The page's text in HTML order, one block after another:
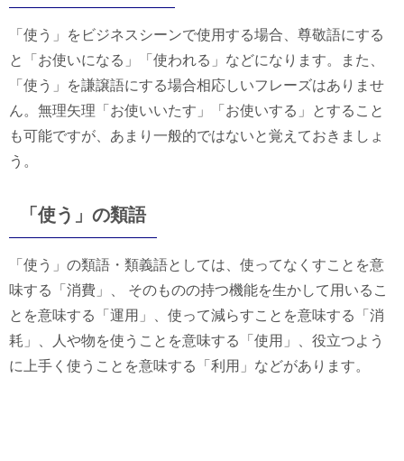
「使う」をビジネスシーンで使用する場合、尊敬語にする
と「お使いになる」「使われる」などになります。また、
「使う」を謙譲語にする場合相応しいフレーズはありませ
ん。無理矢理「お使いいたす」「お使いする」とすること
も可能ですが、あまり一般的ではないと覚えておきましょ
う。
「使う」の類語
「使う」の類語・類義語としては、使ってなくすことを意
味する「消費」、 そのものの持つ機能を生かして用いるこ
とを意味する「運用」、使って減らすことを意味する「消
耗」、人や物を使うことを意味する「使用」、役立つよう
に上手く使うことを意味する「利用」などがあります。